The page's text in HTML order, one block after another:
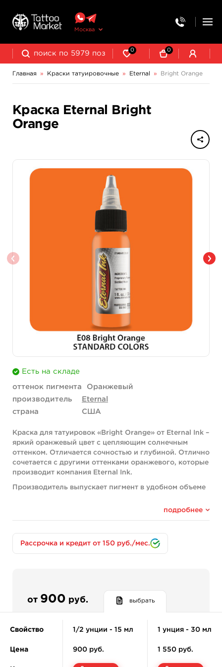
Москва
0 0
Главная » Краски татуировочные » Eternal » Bright Orange
Краска Eternal Bright
Orange
Есть на складе
оттенок пигмента
Оранжевый
производитель
Eternal
страна
США
Краска для татуировок «Bright Orange» от Eternal Ink –
яркий оранжевый цвет с цепляющим солнечным
оттенком. Отличается сочностью и глубиной. Отлично
сочетается с другими оттенками оранжевого, которые
производит компания Eternal Ink.
Производитель выпускает пигмент в удобном объеме
Yellow C.I. 21108
и мутагенных веществ.
В их составе присутствуют только безопасные
пигменты, которые смешиваются между собой по
секретной рецептуре. Это позволяет получать
конкурентам. Также особая рецептура позволяет
подробнее
Рассрочка и кредит от 150 руб./мес.
от 900 руб. выбрать
Свойство
Цена
1/2 унции - 15 мл
900 руб.
1 унция - 30 мл
1 550 руб.